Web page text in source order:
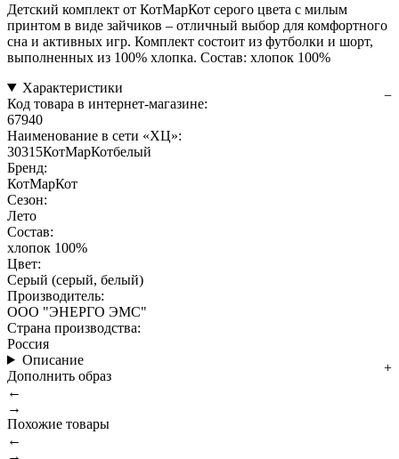
Детский комплект от КотМарКот серого цвета с милым
принтом в виде зайчиков – отличный выбор для комфортного
сна и активных игр. Комплект состоит из футболки и шорт,
выполненных из 100% хлопка. Состав: хлопок 100%
Характеристики
Код товара в интернет-магазине:
67940
Наименование в сети «ХЦ»:
30315КотМарКотбелый
Бренд:
КотМарКот
Сезон:
Лето
Состав:
хлопок 100%
Цвет:
Серый (серый, белый)
Производитель:
ООО "ЭНЕРГО ЭМС"
Страна производства:
Россия
Описание
Дополнить образ
←
→
Похожие товары
←
→